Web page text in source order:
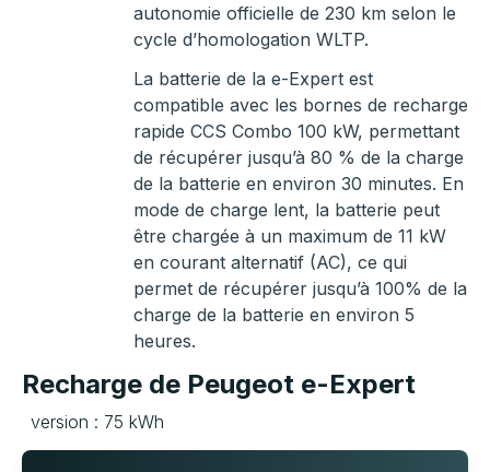
autonomie officielle de 230 km selon le
cycle d’homologation WLTP.
La batterie de la e-Expert est
compatible avec les bornes de recharge
rapide CCS Combo 100 kW, permettant
de récupérer jusqu’à 80 % de la charge
de la batterie en environ 30 minutes. En
mode de charge lent, la batterie peut
être chargée à un maximum de 11 kW
en courant alternatif (AC), ce qui
permet de récupérer jusqu’à 100% de la
charge de la batterie en environ 5
heures.
Recharge de Peugeot e-Expert
version : 75 kWh